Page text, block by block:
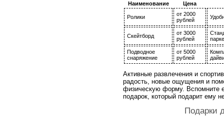
Наименование Цена
Ролики
от 2000
рублей
Скейтборд
от 3000
рублей
Подводное
снаряжение
от 5000
рублей
Активные развлечения и
радость, новые ощущения и
физическую форму. Вспомните
подарок, который подарит ему
Подарки